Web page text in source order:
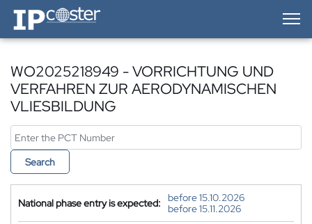
IP-Coster — Home
WO2025218949 - VORRICHTUNG UND
VERFAHREN ZUR AERODYNAMISCHEN
VLIESBILDUNG
Search
National phase entry is expected:
before 15.10.2026
before 15.11.2026